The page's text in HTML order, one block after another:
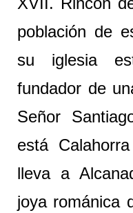
población de
su iglesia
fundador de
Señor
está
lleva a
joya románica